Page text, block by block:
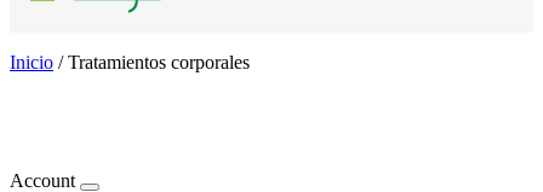
Inicio /Tratamientos corporales
Account